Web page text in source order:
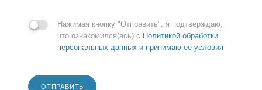
Нажимая кнопку "Отправить", я подтверждаю,
что ознакомился(ась) с Политикой обработки
персональных данных и принимаю её условия
ОТПРАВИТЬ